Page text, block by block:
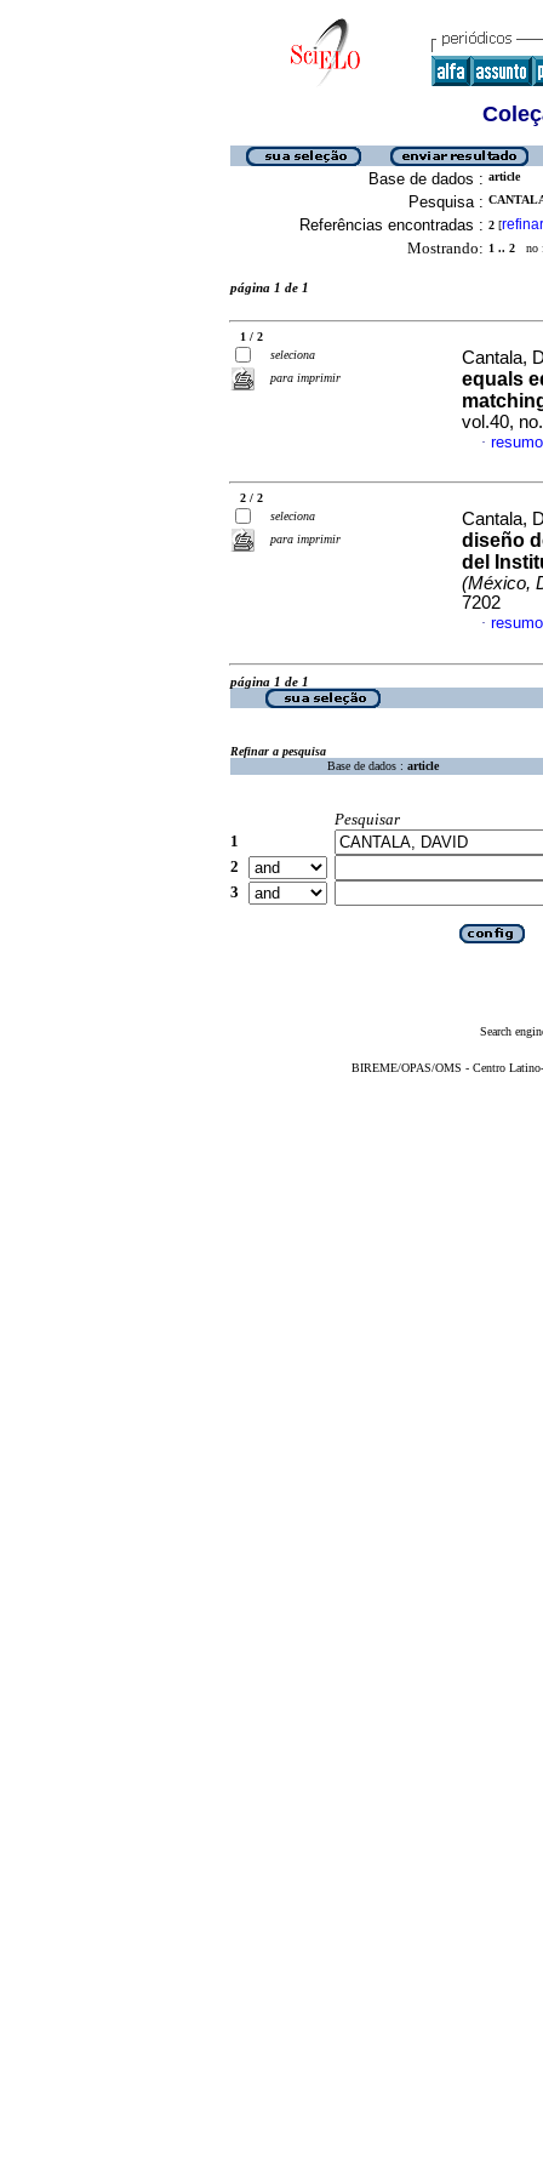
Base de dados : article
Pesquisa :
Referências encontradas : 2 [refinar
Mostrando: 1 .. 2 no
página 1 de 1
1 / 2
seleciona
para imprimir
Cantala,
equals
vol.40,
·
2 / 2
seleciona
para imprimir
Cantala,
diseño
del
(México,
7202
·
página 1 de 1
Refinar a pesquisa
Base de dados : article
Pesquisar
1
2
3
Search
BIREME/OPAS/OMS - Centro Latino-